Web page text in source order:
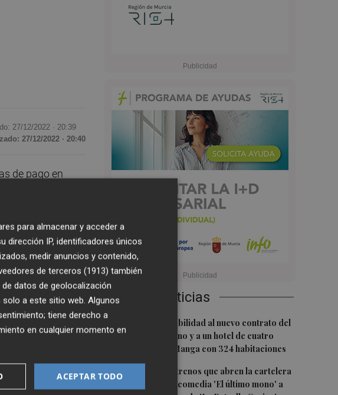
Últimas Noticias
1 San Javier da viabilidad al nuevo contrato del
transporte urbano y a un hotel de cuatro
estrellas en La Manga con 324 habitaciones
2Estos son los estrenos que abren la cartelera
en agosto: de la comedia 'El último mono' a
27/12/2022 · 20:39
27/12/2022 · 20:40
de pago en
Consumo (IPC)
de
a afrontar el
tras la
en Ucrania
mecanismo
AP-51,
AP-6 y AP-46.
para almacenar y acceder a
dirección IP, identificadores únicos
medir anuncios y contenido,
de terceros (1913) también
datos de geolocalización
a este sitio web. Algunos
tiene derecho a
en cualquier momento en
ACEPTAR TODO